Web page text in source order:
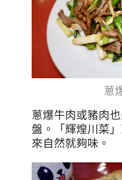
蔥
蔥爆牛肉或豬肉
盤。「輝煌川菜
來自然就夠味。